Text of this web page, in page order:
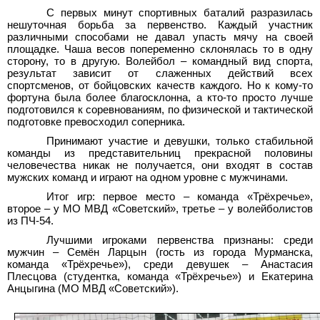
С первых минут спортивных баталий разразилась
нешуточная борьба за первенство. Каждый участник
различными способами не давал упасть мячу на своей
площадке. Чаша весов попеременно склонялась то в одну
сторону, то в другую. Волейбол – командный вид спорта,
результат зависит от слаженных действий всех
спортсменов, от бойцовских качеств каждого. Но к кому-то
фортуна была более благосклонна, а кто-то просто лучше
подготовился к соревнованиям, по физической и тактической
подготовке превосходил соперника.
Принимают участие и девушки, только стабильной
команды из представительниц прекрасной половины
человечества никак не получается, они входят в состав
мужских команд и играют на одном уровне с мужчинами.
Итог игр: первое место – команда «Трёхречье»,
второе – у МО МВД «Советский», третье – у волейболистов
из ПЧ-54.
Лучшими игроками первенства признаны: среди
мужчин – Семён Ларцын (гость из города Мурманска,
команда «Трёхречье»), среди девушек – Анастасия
Плесцова (студентка, команда «Трёхречье») и Екатерина
Анцыгина (МО МВД «Советский»).